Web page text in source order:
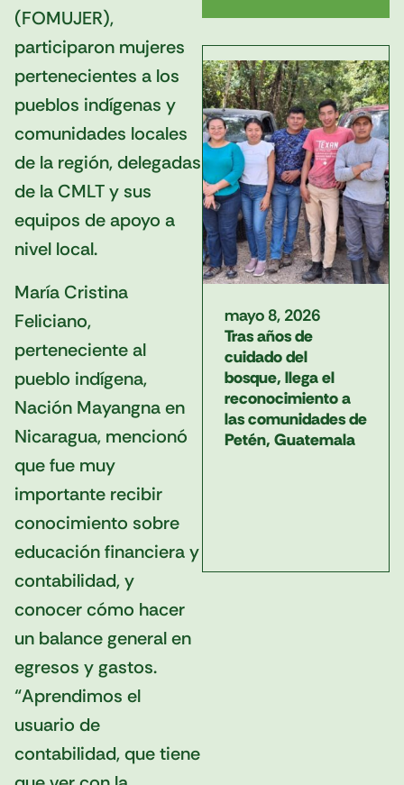
(FOMUJER),
participaron mujeres
pertenecientes a los
pueblos indígenas y
comunidades locales
de la región, delegadas
de la CMLT y sus
equipos de apoyo a
nivel local.
María Cristina
Feliciano,
perteneciente al
pueblo indígena,
Nación Mayangna en
Nicaragua, mencionó
que fue muy
importante recibir
conocimiento sobre
educación financiera y
contabilidad, y
conocer cómo hacer
un balance general en
egresos y gastos.
“Aprendimos el
usuario de
contabilidad, que tiene
mayo 8, 2026
Tras años de
cuidado del
bosque, llega el
reconocimiento a
las comunidades de
Petén, Guatemala